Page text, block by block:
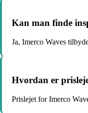
Kan man finde
Ja, Imerco Waves
Hvordan er
Prislejet for Imerco